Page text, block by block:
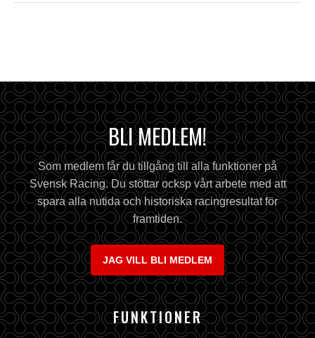
BLI MEDLEM!
Som medlem får du tillgång till alla funktioner på
Svensk Racing. Du stöttar ocksp vårt arbete med att
spara alla nutida och historiska racingresultat för
framtiden.
JAG VILL BLI MEDLEM
FUNKTIONER